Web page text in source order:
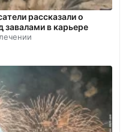
рассказали о
завалами в карьере